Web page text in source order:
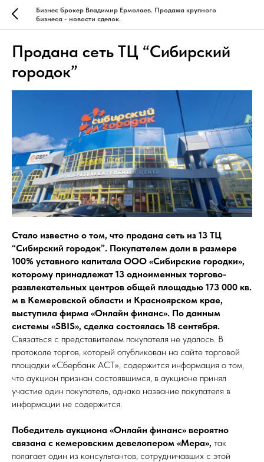
Бизнес брокер Владимир Ермолаев. Продажа крупного
бизнеса - новости сделок.
Продана сеть ТЦ “Сибирский
городок”
Стало известно о том, что продана сеть из 13 ТЦ
“Сибирский городок”. Покупателем доли в размере
100% уставного капитала ООО «Сибирские городки»,
которому принадлежат 13 одноименных торгово-
развлекательных центров общей площадью 173 000 кв.
м в Кемеровской области и Красноярском крае,
выступила фирма «Онлайн финанс». По данным
системы «SBIS», сделка cостоялась 18 сентября.
Связаться с представителем покупателя не удалось. В
протоколе торгов, который опубликован на сайте торговой
площадки «Сбербанк АСТ», содержится информация о том,
что аукцион признан состоявшимся, в аукционе принял
участие один покупатель, однако название покупателя в
информации не содержится.
Победитель аукциона «Онлайн финанс» вероятно
связана с кемеровским девелопером «Мера», так
полагает один из консультантов, сотрудничавших с этой